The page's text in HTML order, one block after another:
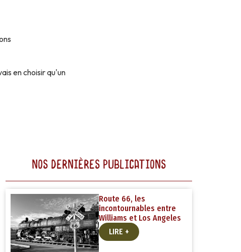
en choisir qu'un
NOS DERNIÈRES PUBLICATIONS
Route 66, les
incontournables entre
Williams et Los Angeles
LIRE +